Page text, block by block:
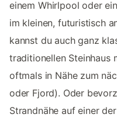
einem Whirlpool oder
im kleinen, futuristisch
kannst du auch ganz
traditionellen Steinhaus
oftmals in Nähe zum
oder Fjord). Oder
Strandnähe auf einer